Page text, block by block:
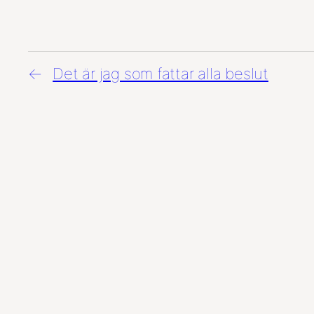
Det är jag som fattar alla beslut